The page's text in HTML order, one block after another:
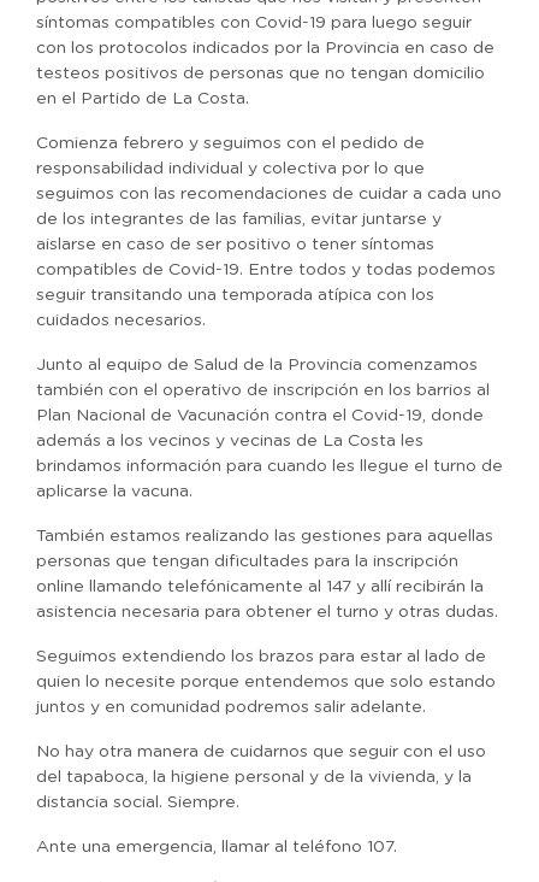
síntomas compatibles con Covid-19 para luego seguir
con los protocolos indicados por la Provincia en caso de
testeos positivos de personas que no tengan domicilio
en el Partido de La Costa.
Comienza febrero y seguimos con el pedido de
responsabilidad individual y colectiva por lo que
seguimos con las recomendaciones de cuidar a cada uno
de los integrantes de las familias, evitar juntarse y
aislarse en caso de ser positivo o tener síntomas
compatibles de Covid-19. Entre todos y todas podemos
seguir transitando una temporada atípica con los
cuidados necesarios.
Junto al equipo de Salud de la Provincia comenzamos
también con el operativo de inscripción en los barrios al
Plan Nacional de Vacunación contra el Covid-19, donde
además a los vecinos y vecinas de La Costa les
brindamos información para cuando les llegue el turno de
aplicarse la vacuna.
También estamos realizando las gestiones para aquellas
personas que tengan dificultades para la inscripción
online llamando telefónicamente al 147 y allí recibirán la
asistencia necesaria para obtener el turno y otras dudas.
Seguimos extendiendo los brazos para estar al lado de
quien lo necesite porque entendemos que solo estando
juntos y en comunidad podremos salir adelante.
No hay otra manera de cuidarnos que seguir con el uso
del tapaboca, la higiene personal y de la vivienda, y la
distancia social. Siempre.
Ante una emergencia, llamar al teléfono 107.